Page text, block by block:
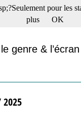
☰ Menu
genre &
pour les
plus
OK